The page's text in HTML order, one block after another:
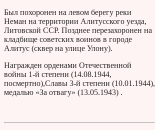
Был похоронен на левом берегу реки
Неман на территории Алитусского уезда,
Литовской ССР. Позднее перезахоронен на
кладбище советских воинов в городе
Алитус (сквер на улице Улону).
Награжден орденами Отечественной
войны 1-й степени (14.08.1944,
посмертно),Славы 3-й степени (10.01.1944),
медалью «За отвагу» (13.05.1943) .